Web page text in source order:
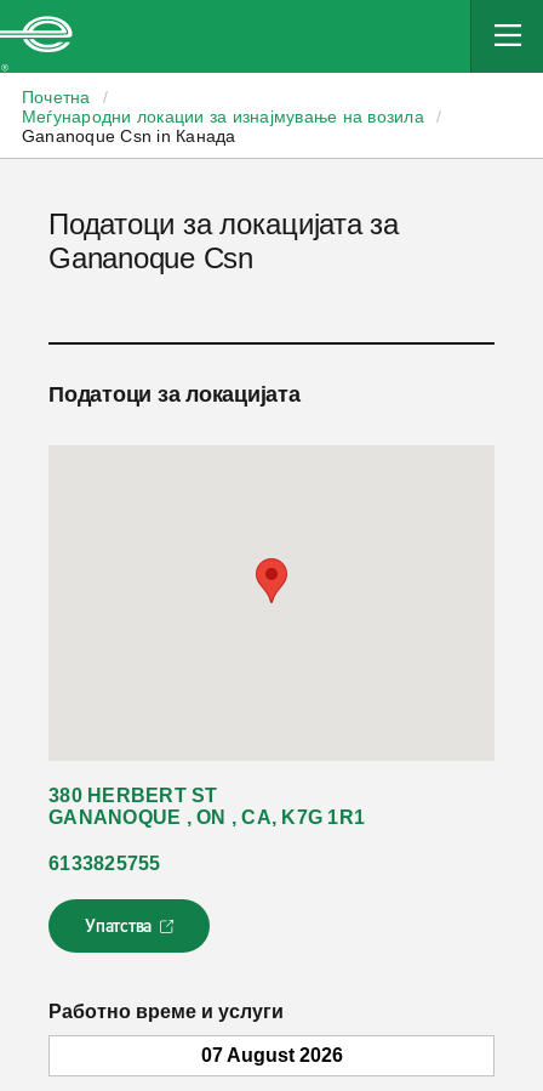
Почетна
/
Меѓународни локации за изнајмување на возила
/
Gananoque Csn in Канада
Податоци за локацијата за
Gananoque Csn
Податоци за локацијата
380 HERBERT ST
GANANOQUE , ON , CA, K7G 1R1
6133825755
Упатства
Л
и
к
с
Работно време и услуги
07 August 2026